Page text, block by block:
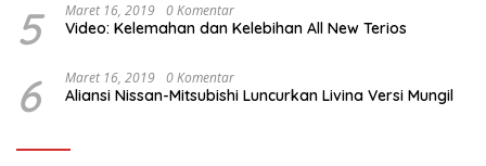
5 Maret 16, 2019 0 Komentar
Video: Kelemahan dan Kelebihan All New Terios
6 Maret 16, 2019 0 Komentar
Aliansi Nissan-Mitsubishi Luncurkan Livina Versi Mungil